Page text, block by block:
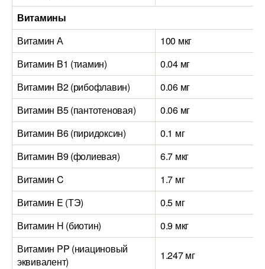
Витамины
Витамин А
100 мкг
Витамин B1 (тиамин)
0.04 мг
Витамин B2 (рибофлавин)
0.06 мг
Витамин B5 (пантотеновая)
0.06 мг
Витамин B6 (пиридоксин)
0.1 мг
Витамин B9 (фолиевая)
6.7 мкг
Витамин C
1.7 мг
Витамин E (ТЭ)
0.5 мг
Витамин H (биотин)
0.9 мкг
Витамин PP (ниациновый
эквивалент)
1.247 мг